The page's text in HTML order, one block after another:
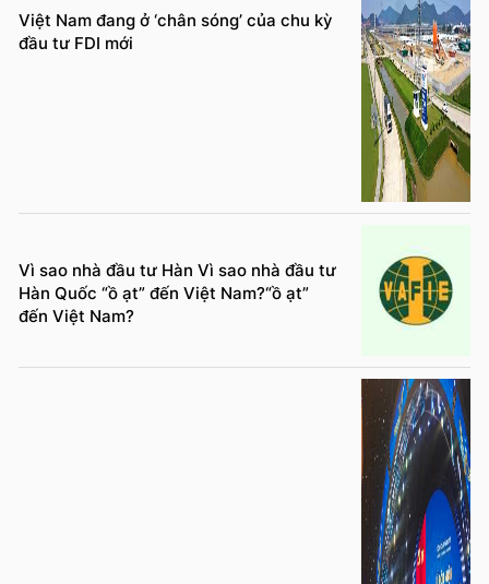
Việt Nam đang ở ‘chân sóng’ của chu kỳ
đầu tư FDI mới
Vì sao nhà đầu tư Hàn Vì sao nhà đầu tư
Hàn Quốc “ồ ạt” đến Việt Nam?“ồ ạt”
đến Việt Nam?